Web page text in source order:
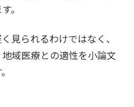
。
見られるわけではなく、
域医療との適性を小論文